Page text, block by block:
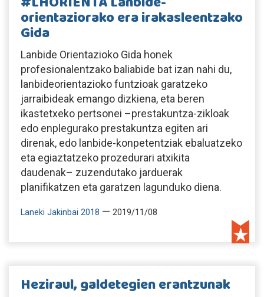
orientaziorako era irakasleentzako
Gida
Lanbide Orientazioko Gida honek
profesionalentzako baliabide bat izan nahi du,
lanbideorientazioko funtzioak garatzeko
jarraibideak emango dizkiena, eta beren
ikastetxeko pertsonei –prestakuntza-zikloak
edo enplegurako prestakuntza egiten ari
direnak, edo lanbide-konpetentziak ebaluatzeko
eta egiaztatzeko prozedurari atxikita
daudenak– zuzendutako jarduerak
planifikatzen eta garatzen lagunduko diena.
Laneki Jakinbai 2018 — 2019/11/08
Heziraul, galdetegien erantzunak